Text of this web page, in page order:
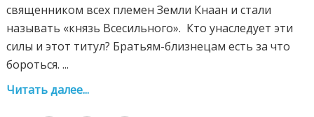
священником всех племен Земли Кнаан и стали
называть «князь Всесильного». Кто унаследует эти
силы и этот титул? Братьям-близнецам есть за что
бороться. ...
Читать далее...